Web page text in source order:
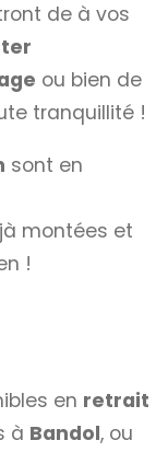
de à vos
ou bien de
tranquillité !
sont en
montées et
!
en retrait
à Bandol, ou